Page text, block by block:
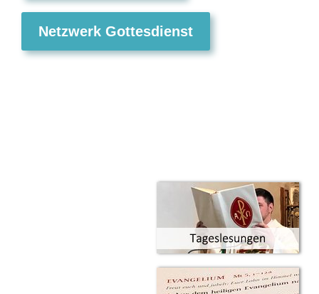
Netzwerk Gottesdienst